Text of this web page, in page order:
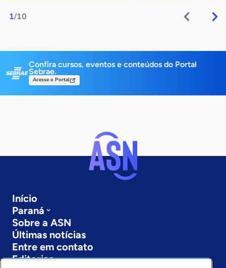
1/10
Confira cursos, eventos e conteúdos do Portal
Sebrae.
Acesse o Portal
Início
Paraná
Sobre a ASN
Últimas notícias
Entre em contato
Editorias